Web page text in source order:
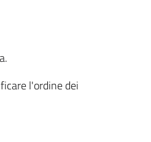
l'ordine dei